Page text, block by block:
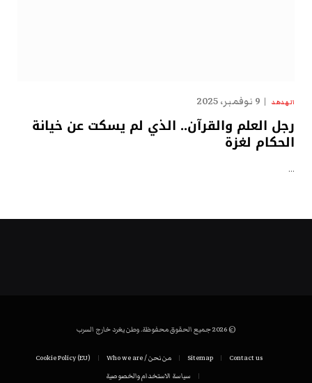
الهدهد 9 نوفمبر، 2025
رجل العلم والقرآن.. الذي لم يسكت عن خيانة
الحكام لغزة
…
© 2026 جميع الحقوق محفوظة. وطن يغرد خارج السرب
Contact us
Sitemap من نحن / Who we are
Cookie Policy (EU)
سياسة الاستخدام والخصوصية